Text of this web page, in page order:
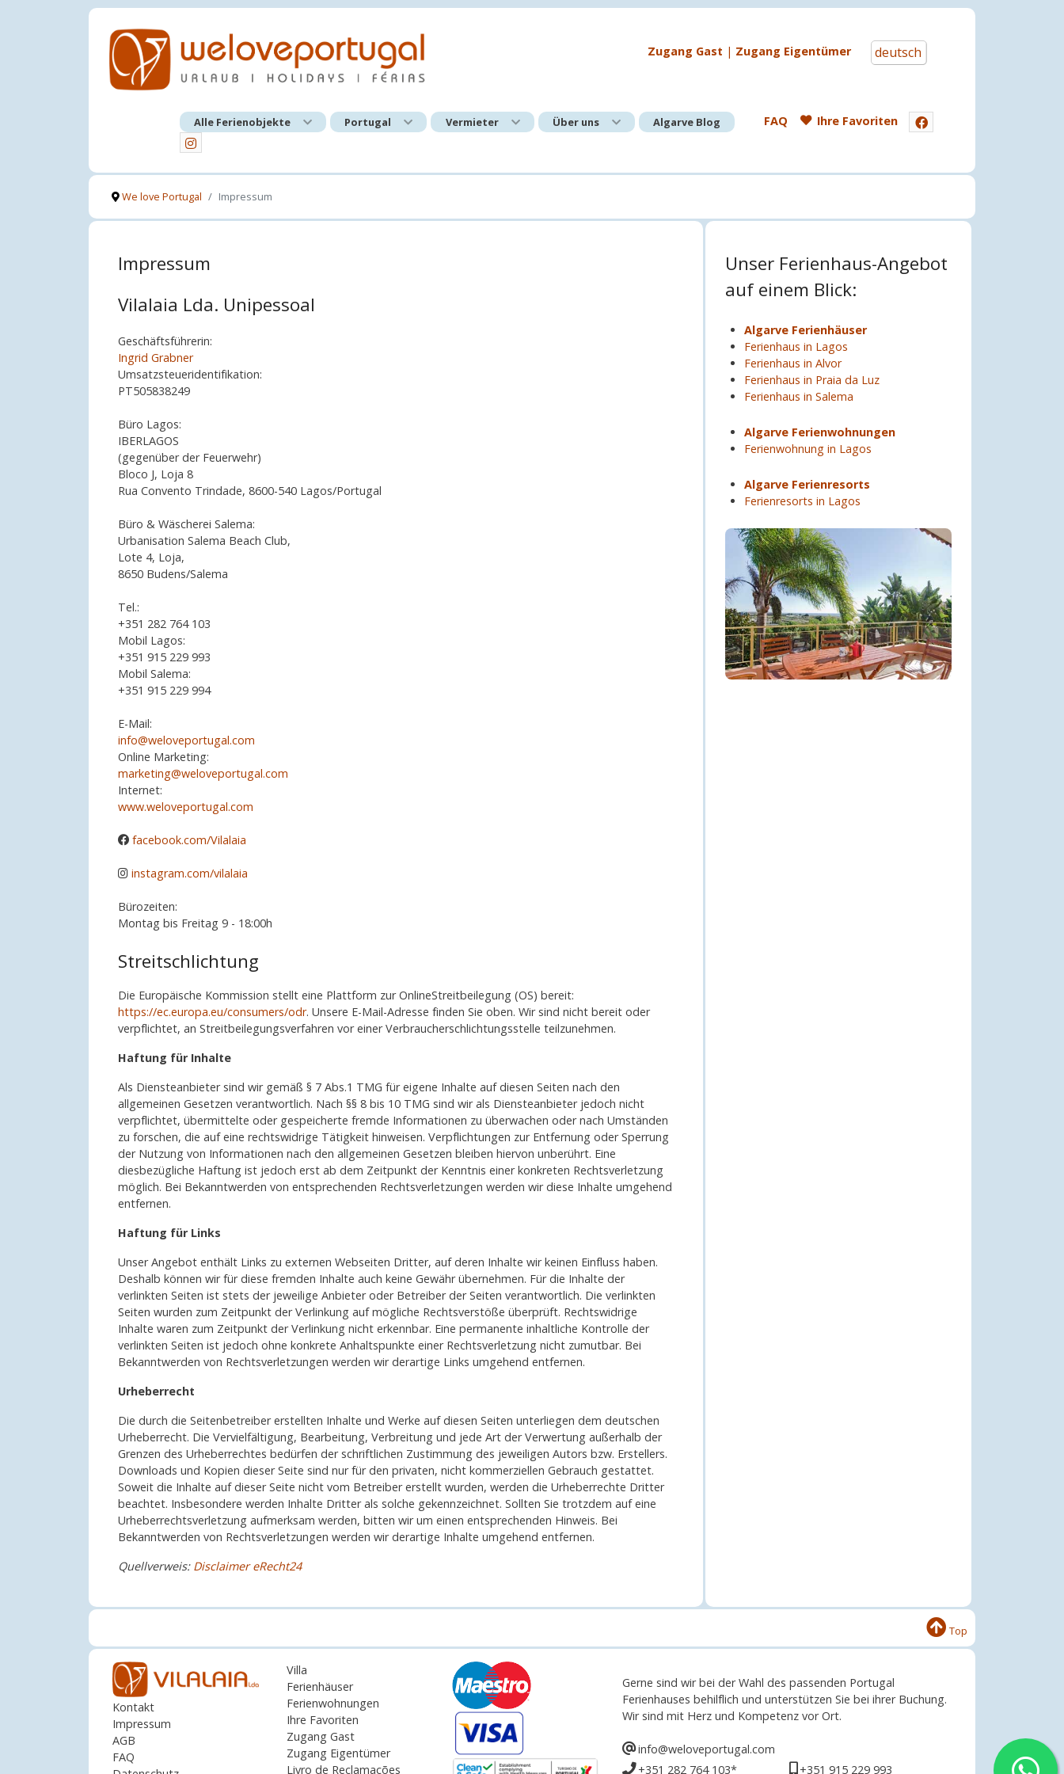
Zugang Gast | Zugang Eigentümer Sprache auswählen
deutsch
Alle Ferienobjekte Portugal Vermieter Über uns Algarve Blog FAQ Ihre Favoriten
We love Portugal Impressum
Impressum
Vilalaia Lda. Unipessoal
Geschäftsführerin:
Ingrid Grabner
Umsatzsteueridentifikation:
PT505838249
Büro Lagos:
IBERLAGOS
(gegenüber der Feuerwehr)
Bloco J, Loja 8
Rua Convento Trindade, 8600-540 Lagos/Portugal
Büro & Wäscherei Salema:
Urbanisation Salema Beach Club,
Lote 4, Loja,
8650 Budens/Salema
Tel.:
+351 282 764 103
Mobil Lagos:
+351 915 229 993
Mobil Salema:
+351 915 229 994
E-Mail:
info@weloveportugal.com
Online Marketing:
marketing@weloveportugal.com
Internet:
www.weloveportugal.com
facebook.com/Vilalaia
instagram.com/vilalaia
Bürozeiten:
Montag bis Freitag 9 - 18:00h
Streitschlichtung
Die Europäische Kommission stellt eine Plattform zur OnlineStreitbeilegung (OS) bereit:
https://ec.europa.eu/consumers/odr. Unsere E-Mail-Adresse finden Sie oben. Wir sind nicht bereit oder
verpflichtet, an Streitbeilegungsverfahren vor einer Verbraucherschlichtungsstelle teilzunehmen.
Haftung für Inhalte
Als Diensteanbieter sind wir gemäß § 7 Abs.1 TMG für eigene Inhalte auf diesen Seiten nach den
allgemeinen Gesetzen verantwortlich. Nach §§ 8 bis 10 TMG sind wir als Diensteanbieter jedoch nicht
verpflichtet, übermittelte oder gespeicherte fremde Informationen zu überwachen oder nach Umständen
zu forschen, die auf eine rechtswidrige Tätigkeit hinweisen. Verpflichtungen zur Entfernung oder Sperrung
der Nutzung von Informationen nach den allgemeinen Gesetzen bleiben hiervon unberührt. Eine
diesbezügliche Haftung ist jedoch erst ab dem Zeitpunkt der Kenntnis einer konkreten Rechtsverletzung
möglich. Bei Bekanntwerden von entsprechenden Rechtsverletzungen werden wir diese Inhalte umgehend
entfernen.
Haftung für Links
Unser Angebot enthält Links zu externen Webseiten Dritter, auf deren Inhalte wir keinen Einfluss haben.
Deshalb können wir für diese fremden Inhalte auch keine Gewähr übernehmen. Für die Inhalte der
verlinkten Seiten ist stets der jeweilige Anbieter oder Betreiber der Seiten verantwortlich. Die verlinkten
Seiten wurden zum Zeitpunkt der Verlinkung auf mögliche Rechtsverstöße überprüft. Rechtswidrige
Inhalte waren zum Zeitpunkt der Verlinkung nicht erkennbar. Eine permanente inhaltliche Kontrolle der
verlinkten Seiten ist jedoch ohne konkrete Anhaltspunkte einer Rechtsverletzung nicht zumutbar. Bei
Bekanntwerden von Rechtsverletzungen werden wir derartige Links umgehend entfernen.
Urheberrecht
Die durch die Seitenbetreiber erstellten Inhalte und Werke auf diesen Seiten unterliegen dem deutschen
Urheberrecht. Die Vervielfältigung, Bearbeitung, Verbreitung und jede Art der Verwertung außerhalb der
Grenzen des Urheberrechtes bedürfen der schriftlichen Zustimmung des jeweiligen Autors bzw. Erstellers.
Downloads und Kopien dieser Seite sind nur für den privaten, nicht kommerziellen Gebrauch gestattet.
Soweit die Inhalte auf dieser Seite nicht vom Betreiber erstellt wurden, werden die Urheberrechte Dritter
beachtet. Insbesondere werden Inhalte Dritter als solche gekennzeichnet. Sollten Sie trotzdem auf eine
Urheberrechtsverletzung aufmerksam werden, bitten wir um einen entsprechenden Hinweis. Bei
Bekanntwerden von Rechtsverletzungen werden wir derartige Inhalte umgehend entfernen.
Quellverweis: Disclaimer eRecht24
Unser Ferienhaus-Angebot
auf einem Blick:
Algarve Ferienhäuser
Ferienhaus in Lagos
Ferienhaus in Alvor
Ferienhaus in Praia da Luz
Ferienhaus in Salema
Algarve Ferienwohnungen
Ferienwohnung in Lagos
Algarve Ferienresorts
Ferienresorts in Lagos
Top
Kontakt
Impressum
AGB
FAQ
Villa
Ferienhäuser
Ferienwohnungen
Ihre Favoriten
Zugang Gast
Zugang Eigentümer
Livro de Reclamações
Gerne sind wir bei der Wahl des passenden Portugal
Ferienhauses behilflich und unterstützen Sie bei ihrer Buchung.
Wir sind mit Herz und Kompetenz vor Ort.
info@weloveportugal.com
+351 282 764 103*
+351 915 229 993